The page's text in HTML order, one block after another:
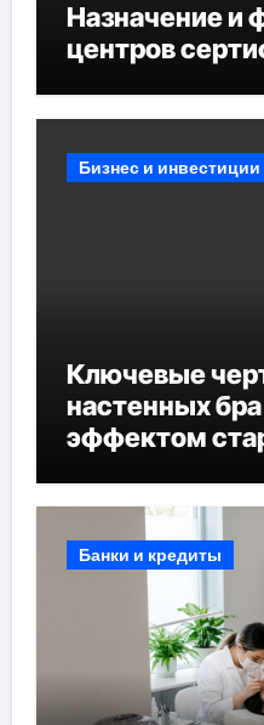
Назначение и
центров
Бизнес и инвестиции
Ключевые
настенных
эффектом
Банки и кредиты